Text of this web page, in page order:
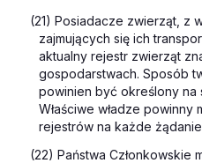
(21) Posiadacze zwierząt, z
zajmujących się ich
aktualny rejestr zwierząt
gospodarstwach. Sposób
powinien być określony na
Właściwe władze powinny
rejestrów na każde
(22) Państwa Członkowskie